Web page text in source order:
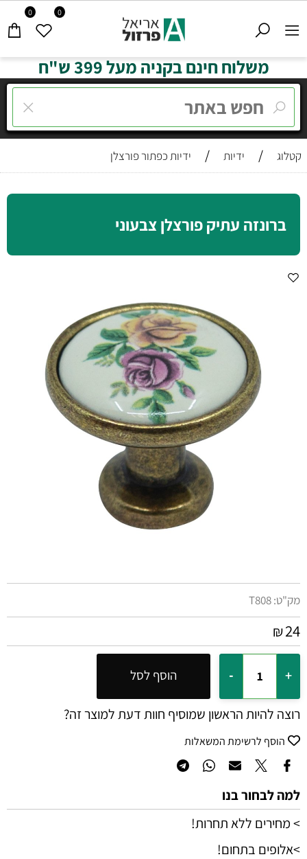
0 0
משלוח חינם בקניה מעל 399 ש"ח
קטלוג / ידיות / ידיות כפתור פורצלן
ברונזה עתיק פורצלן צבעוני
מק"ט:T808
₪24
הוסף לסל
רוצה להיות הראשון שמוסיף חוות דעת למוצר זה?
הוסף לרשימת המשאלות
למה לבחור בנו
> מחירים ללא תחרות!
>אלופים בתחום!